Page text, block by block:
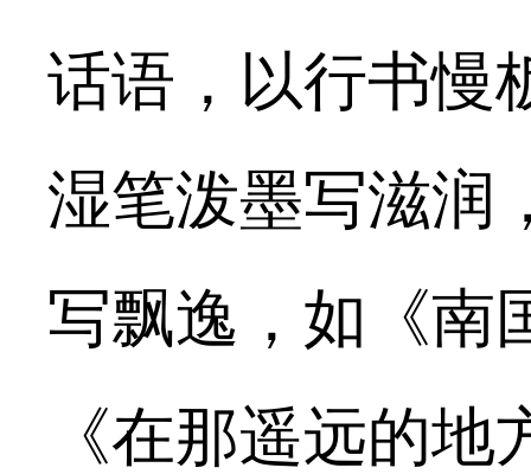
话语，以行书慢
湿笔泼墨写滋润
写飘逸，如《南
《在那遥远的